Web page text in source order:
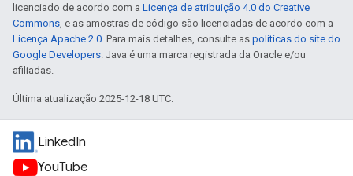
licenciado de acordo com a Licença de atribuição 4.0 do Creative
Commons , e as amostras de código são licenciadas de acordo com a
Licença Apache 2.0 . Para mais detalhes, consulte as políticas do site do
Google Developers . Java é uma marca registrada da Oracle e/ou
afiliadas.
Última atualização 2025-12-18 UTC.
LinkedIn
YouTube